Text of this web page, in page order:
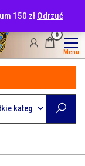
150 zł Odrzuć
0
Menu